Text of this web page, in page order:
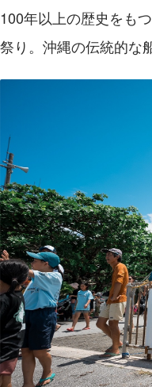
100年以上の歴史をも
祭り。沖縄の伝統的な